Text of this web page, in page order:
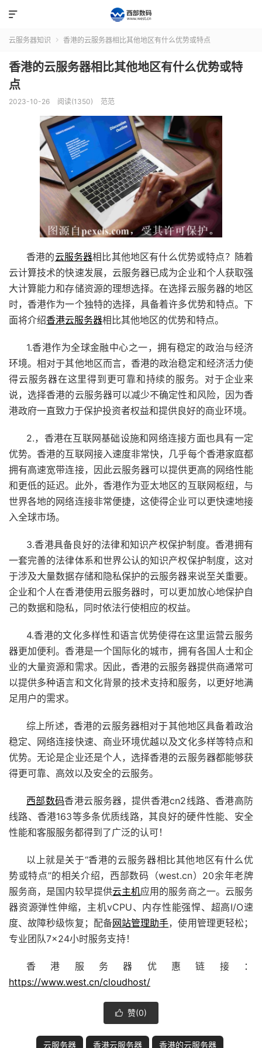

云服务器知识  香港的云服务器相比其他地区有什么优势或特点
香港的云服务器相比其他地区有什么优势或特
点
2023-10-26 阅读(1350) 范范
香港的云服务器相比其他地区有什么优势或特点？随着
云计算技术的快速发展，云服务器已成为企业和个人获取强
大计算能力和存储资源的理想选择。在选择云服务器的地区
时，香港作为一个独特的选择，具备着许多优势和特点。下
面将介绍香港云服务器相比其他地区的优势和特点。
1.香港作为全球金融中心之一，拥有稳定的政治与经济
环境。相对于其他地区而言，香港的政治稳定和经济活力使
得云服务器在这里得到更可靠和持续的服务。对于企业来
说，选择香港的云服务器可以减少不确定性和风险，因为香
港政府一直致力于保护投资者权益和提供良好的商业环境。
2.，香港在互联网基础设施和网络连接方面也具有一定
优势。香港的互联网接入速度非常快，几乎每个香港家庭都
拥有高速宽带连接，因此云服务器可以提供更高的网络性能
和更低的延迟。此外，香港作为亚太地区的互联网枢纽，与
世界各地的网络连接非常便捷，这使得企业可以更快速地接
入全球市场。
3.香港具备良好的法律和知识产权保护制度。香港拥有
一套完善的法律体系和世界公认的知识产权保护制度，这对
于涉及大量数据存储和隐私保护的云服务器来说至关重要。
企业和个人在香港使用云服务器时，可以更加放心地保护自
己的数据和隐私，同时依法行使相应的权益。
4.香港的文化多样性和语言优势使得在这里运营云服务
器更加便利。香港是一个国际化的城市，拥有各国人士和企
业的大量资源和需求。因此，香港的云服务器提供商通常可
以提供多种语言和文化背景的技术支持和服务，以更好地满
足用户的需求。
综上所述，香港的云服务器相对于其他地区具备着政治
稳定、网络连接快速、商业环境优越以及文化多样等特点和
优势。无论是企业还是个人，选择香港的云服务器都能够获
得更可靠、高效以及安全的云服务。
西部数码香港云服务器，提供香港cn2线路、香港高防
线路、香港163等多条优质线路，其良好的硬件性能、安全
性能和客服服务都得到了广泛的认可！
以上就是关于“香港的云服务器相比其他地区有什么优
势或特点”的相关介绍，西部数码 （west.cn）20余年老牌
服务商，是国内较早提供云主机应用的服务商之一。云服务
器资源弹性伸缩，主机vCPU、内存性能强悍、超高I/O速
度、故障秒级恢复；配备网站管理助手，使用管理更轻松；
专业团队7×24小时服务支持！
香港服务器优惠链接：
https://www.west.cn/cloudhost/
 赞(0)
云服务器 香港云服务器 香港的云服务器